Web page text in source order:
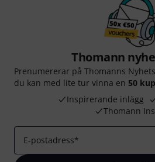
Thomann
Prenumererar på Thomanns
du kan med lite tur vinna en 50
Inspirerande inlägg
Thomann
E-postadress*